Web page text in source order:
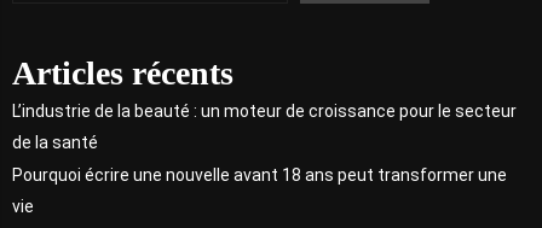
Articles récents
L’industrie de la beauté : un moteur de croissance pour le secteur
de la santé
Pourquoi écrire une nouvelle avant 18 ans peut transformer une
vie